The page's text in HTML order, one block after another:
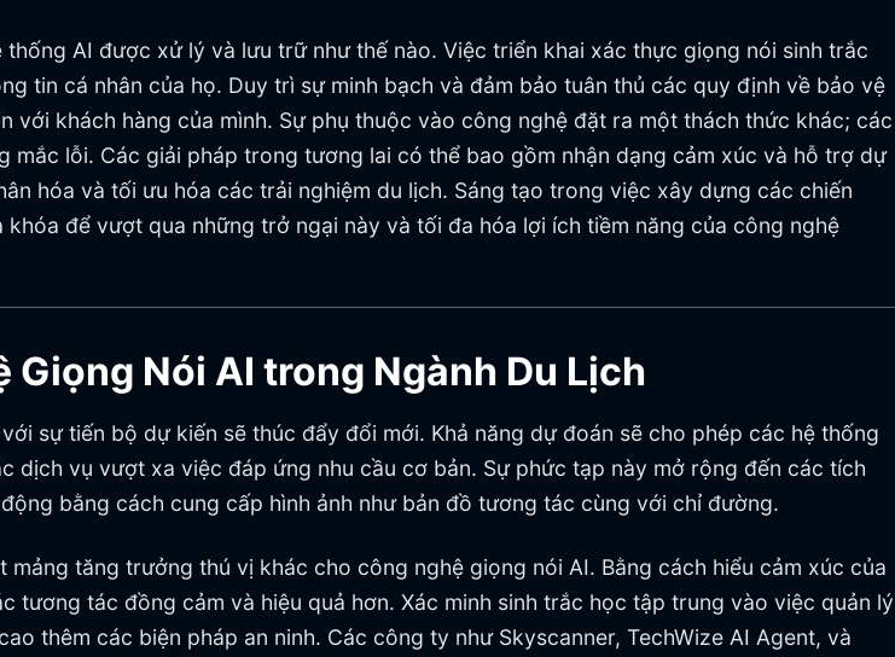
AI được xử lý và lưu trữ như thế nào. Việc triển khai xác thực giọng nói sinh trắc
tin cá nhân của họ. Duy trì sự minh bạch và đảm bảo tuân thủ các quy định về bảo vệ
khách hàng của mình. Sự phụ thuộc vào công nghệ đặt ra một thách thức khác; các
mắc lỗi. Các giải pháp trong tương lai có thể bao gồm nhận dạng cảm xúc và hỗ trợ dự
hóa và tối ưu hóa các trải nghiệm du lịch. Sáng tạo trong việc xây dựng các chiến
để vượt qua những trở ngại này và tối đa hóa lợi ích tiềm năng của công nghệ
Nói AI trong Ngành Du Lịch
sự tiến bộ dự kiến sẽ thúc đẩy đổi mới. Khả năng dự đoán sẽ cho phép các hệ thống
vụ vượt xa việc đáp ứng nhu cầu cơ bản. Sự phức tạp này mở rộng đến các tích
bằng cách cung cấp hình ảnh như bản đồ tương tác cùng với chỉ đường.
tăng trưởng thú vị khác cho công nghệ giọng nói AI. Bằng cách hiểu cảm xúc của
tác đồng cảm và hiệu quả hơn. Xác minh sinh trắc học tập trung vào việc quản lý
thêm các biện pháp an ninh. Các công ty như Skyscanner, TechWize AI Agent, và